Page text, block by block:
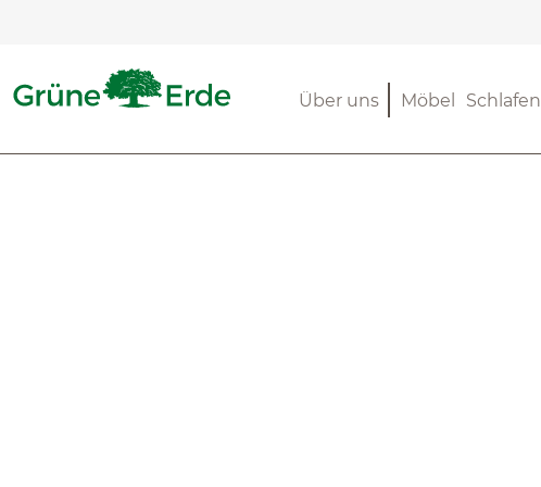
Möbel Schlafen
Über uns